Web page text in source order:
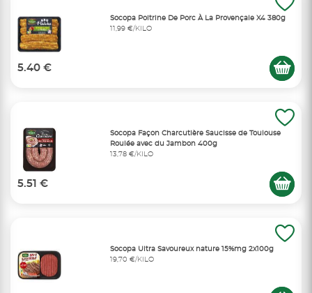
Socopa Poitrine De Porc À La Provençale X4 380g
11,99 €/KILO
5.40 €
Socopa Façon Charcutière Saucisse de Toulouse
Roulée avec du Jambon 400g
13,78 €/KILO
5.51 €
Socopa Ultra Savoureux nature 15%mg 2x100g
19,70 €/KILO